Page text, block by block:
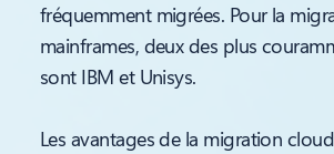
fréquemment migrées. Pour la
mainframes, deux des plus
sont IBM et Unisys.
Les avantages de la migration